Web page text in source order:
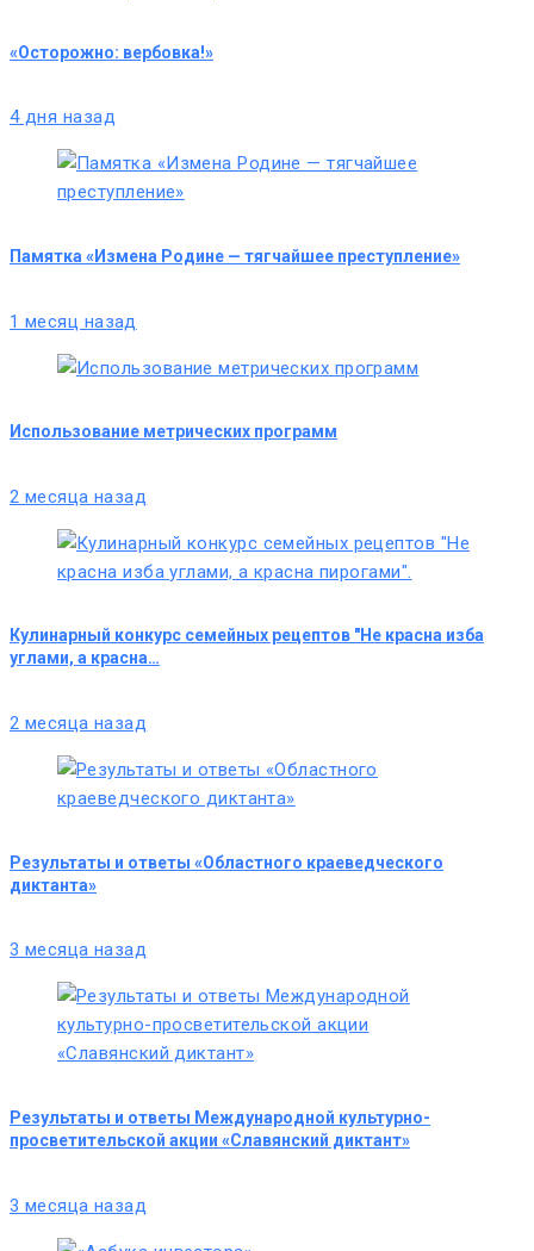
«Осторожно: вербовка!»
4 дня назад
Памятка «Измена Родине — тягчайшее преступление»
1 месяц назад
Использование метрических программ
2 месяца назад
Кулинарный конкурс семейных рецептов "Не красна изба
углами, а красна…
2 месяца назад
Результаты и ответы «Областного краеведческого
диктанта»
3 месяца назад
Результаты и ответы Международной культурно-
просветительской акции «Славянский диктант»
3 месяца назад